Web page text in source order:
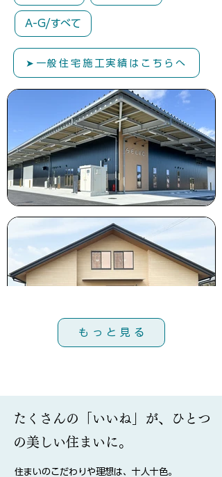
➤一般住宅施工実績はこちらへ
A-G/すべて
も っ と 見 る
たくさんの「いいね」が、ひとつ
の美しい住まいに。
住まいのこだわりや理想は、十人十色。